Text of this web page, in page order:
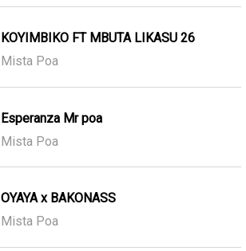
KOYIMBIKO FT MBUTA LIKASU 26
Mista Poa
Esperanza Mr poa
Mista Poa
OYAYA x BAKONASS
Mista Poa